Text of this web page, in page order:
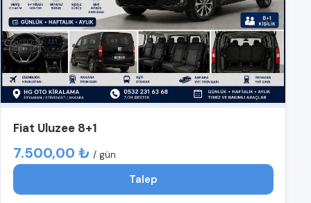
Fiat Uluzee 8+1
7.500,00 ₺ / gün
Talep